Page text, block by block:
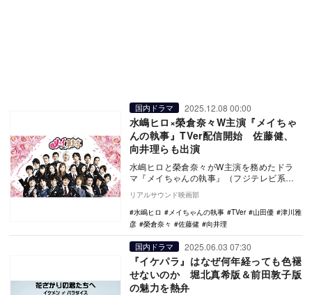
国内ドラマ 2025.12.08 00:00
水嶋ヒロ×榮倉奈々W主演『メイちゃ
んの執事』TVer配信開始 佐藤健、
向井理らも出演
水嶋ヒロと榮倉奈々がW主演を務めたドラ
マ『メイちゃんの執事』（フジテレビ系）
が、12月8日からTVerにて無料配信が開始
された。…
リアルサウンド映画部
水嶋ヒロ
メイちゃんの執事 TVer 山田優
津川雅
彦
榮倉奈々 佐藤健 向井理
国内ドラマ 2025.06.03 07:30
『イケパラ』はなぜ何年経っても色褪
せないのか 堀北真希版＆前田敦子版
の魅力を熱弁